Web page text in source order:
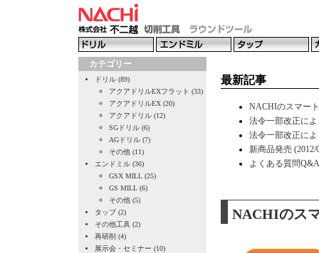
カテゴリー
ドリル (89)
アクアドリルEXフラット (33)
アクアドリルEX (20)
アクアドリル (12)
SGドリル (6)
AGドリル (7)
その他 (11)
エンドミル (36)
GSX MILL (25)
GS MILL (6)
その他 (5)
タップ (2)
その他工具 (2)
再研削 (4)
展示会・セミナー (10)
最新記事
NACHIのスマー
法令一部改正に
法令一部改正に
新商品発売 (2012/
よくある質問
NACHIのス